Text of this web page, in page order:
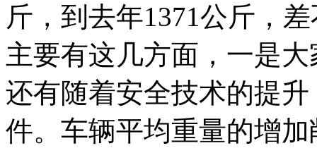
斤，到去年1371公斤，
主要有这几方面，一是
还有随着安全技术的提
件。车辆平均重量的增